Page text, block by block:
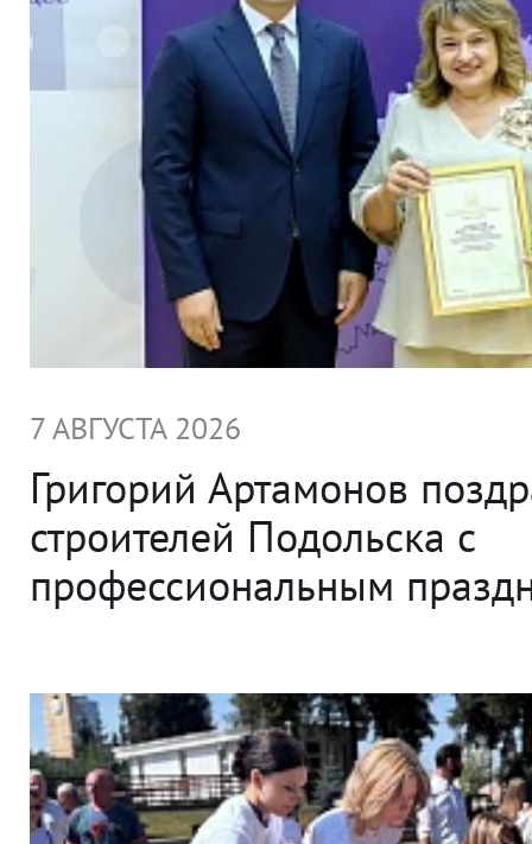
7 АВГУСТА 2026
Григорий Артамонов
строителей Подольска с
профессиональным